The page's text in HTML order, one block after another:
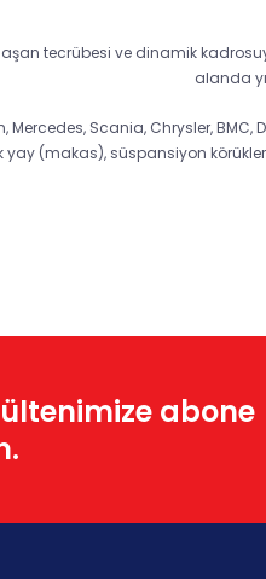
aşan tecrübesi ve dinamik
alanda
Mercedes, Scania, Chrysler, BMC,
(makas), süspansiyon
abone